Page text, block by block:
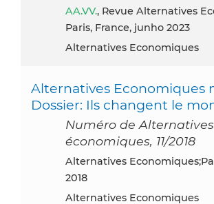
AA.VV., Revue Alternatives
Paris, France, junho 2023
Alternatives Economiques
Alternatives Economiques
Dossier: Ils changent le
Numéro de Alternatives
économiques, 11/2018
Alternatives Economiques;Paris, novembro
2018
Alternatives Economiques